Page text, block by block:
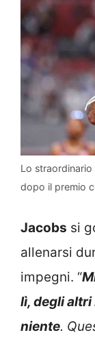
Lo
dopo il premio
Jacobs si
allenarsi
impegni. “
lì, degli
niente.